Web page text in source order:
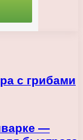
с грибами
—